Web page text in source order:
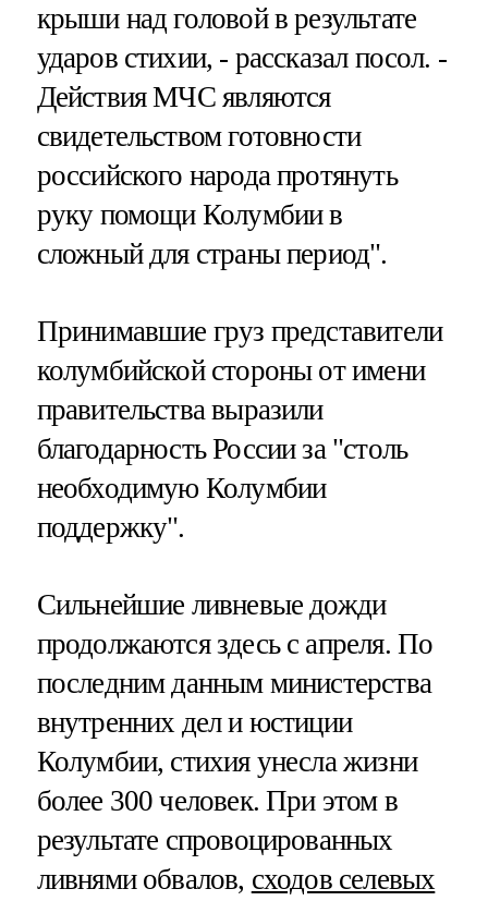
крыши над головой в результате
ударов стихии, - рассказал посол. -
Действия МЧС являются
свидетельством готовности
российского народа протянуть
руку помощи Колумбии в
сложный для страны период".
Принимавшие груз представители
колумбийской стороны от имени
правительства выразили
благодарность России за "столь
необходимую Колумбии
поддержку".
Сильнейшие ливневые дожди
продолжаются здесь с апреля. По
последним данным министерства
внутренних дел и юстиции
Колумбии, стихия унесла жизни
более 300 человек. При этом в
результате спровоцированных
ливнями обвалов, сходов селевых